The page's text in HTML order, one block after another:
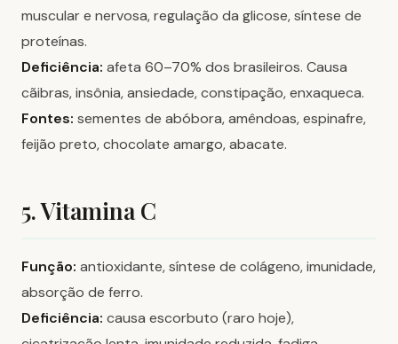
muscular e nervosa, regulação da glicose, síntese de
proteínas.
Deficiência: afeta 60–70% dos brasileiros. Causa
cãibras, insônia, ansiedade, constipação, enxaqueca.
Fontes: sementes de abóbora, amêndoas, espinafre,
feijão preto, chocolate amargo, abacate.
5. Vitamina C
Função: antioxidante, síntese de colágeno, imunidade,
absorção de ferro.
Deficiência: causa escorbuto (raro hoje),